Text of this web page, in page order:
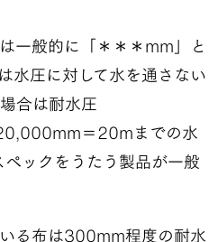
一般的に「＊＊＊mm」と
水圧に対して水を通さない
合は耐水圧
＝20mまでの水
ックをうたう製品が一般
る布は300mm程度の耐水